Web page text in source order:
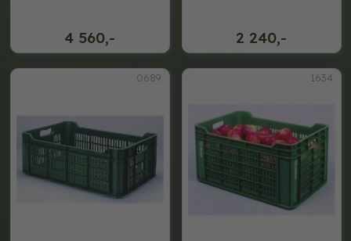
4 560,- 2 240,-
0689 1634